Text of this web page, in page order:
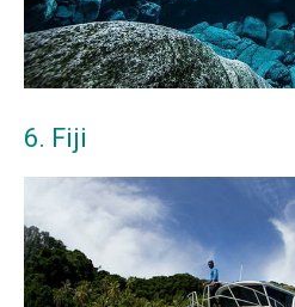
6. Fiji